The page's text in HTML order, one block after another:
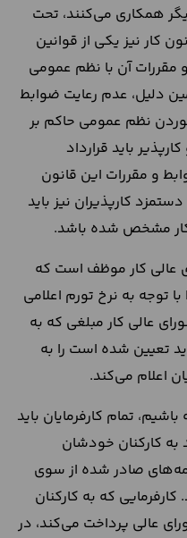
همکاری می‌کنند، تحت
کار نیز یکی از قوانین
و مقررات آن با نظم عمومی
دلیل، عدم رعایت ضوابط
نظم عمومی حاکم بر
باید قرارداد
و مقررات این قانون
کارپذیران نیز باید
کار مشخص شده باشد.
کار، شورای عالی کار موظف است که
با توجه به نرخ تورم اعلامی
عالی کار مبلغی که به
تعیین شده است را به
اعلام می‌کند.
تمام کارفرمایان باید
کارکنان خودشان
صادر شده از سوی
که به کارکنان
عالی پرداخت می‌کند، در